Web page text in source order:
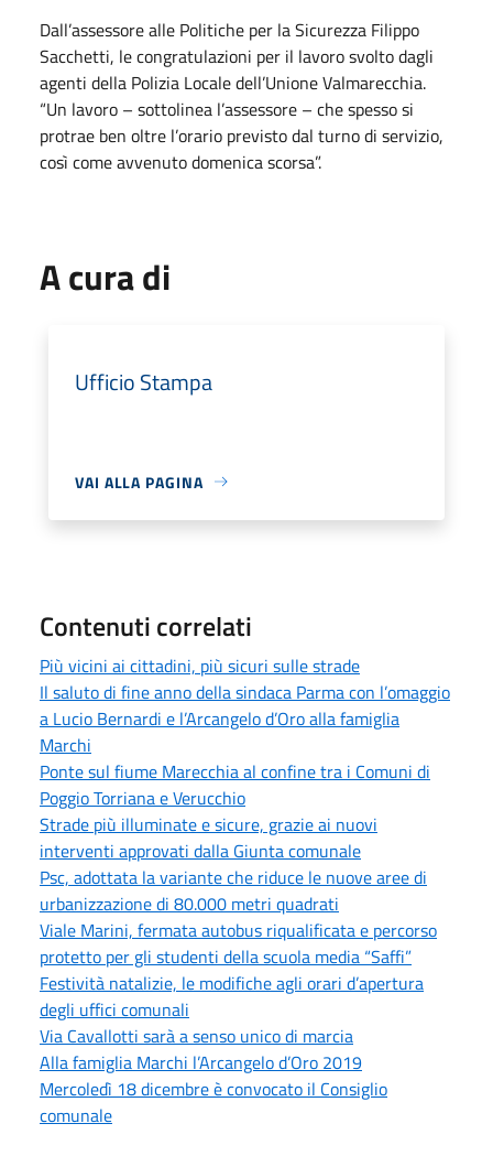
Dall’assessore alle Politiche per la Sicurezza Filippo
Sacchetti, le congratulazioni per il lavoro svolto dagli
agenti della Polizia Locale dell’Unione Valmarecchia.
“Un lavoro – sottolinea l’assessore – che spesso si
protrae ben oltre l’orario previsto dal turno di servizio,
così come avvenuto domenica scorsa”.
A cura di
Ufficio Stampa
VAI ALLA PAGINA
Contenuti correlati
Più vicini ai cittadini, più sicuri sulle strade
Il saluto di fine anno della sindaca Parma con l’omaggio
a Lucio Bernardi e l’Arcangelo d’Oro alla famiglia
Marchi
Ponte sul fiume Marecchia al confine tra i Comuni di
Poggio Torriana e Verucchio
Strade più illuminate e sicure, grazie ai nuovi
interventi approvati dalla Giunta comunale
Psc, adottata la variante che riduce le nuove aree di
urbanizzazione di 80.000 metri quadrati
Viale Marini, fermata autobus riqualificata e percorso
protetto per gli studenti della scuola media “Saffi”
Festività natalizie, le modifiche agli orari d’apertura
degli uffici comunali
Via Cavallotti sarà a senso unico di marcia
Alla famiglia Marchi l’Arcangelo d’Oro 2019
Mercoledì 18 dicembre è convocato il Consiglio
comunale